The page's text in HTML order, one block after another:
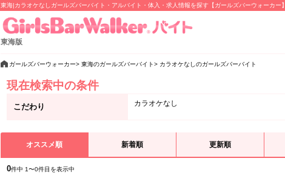
東海|カラオケなしガールズバーバイト・アルバイト・体入・求人情報を探す【ガールズバーウォーカー】
東海版
ガールズバーウォーカー 東海のガールズバーバイト カラオケなしのガールズバーバイト
現在検索中の条件
こだわり カラオケなし
オススメ順 新着順 更新順
0件中 1〜0件目を表示中